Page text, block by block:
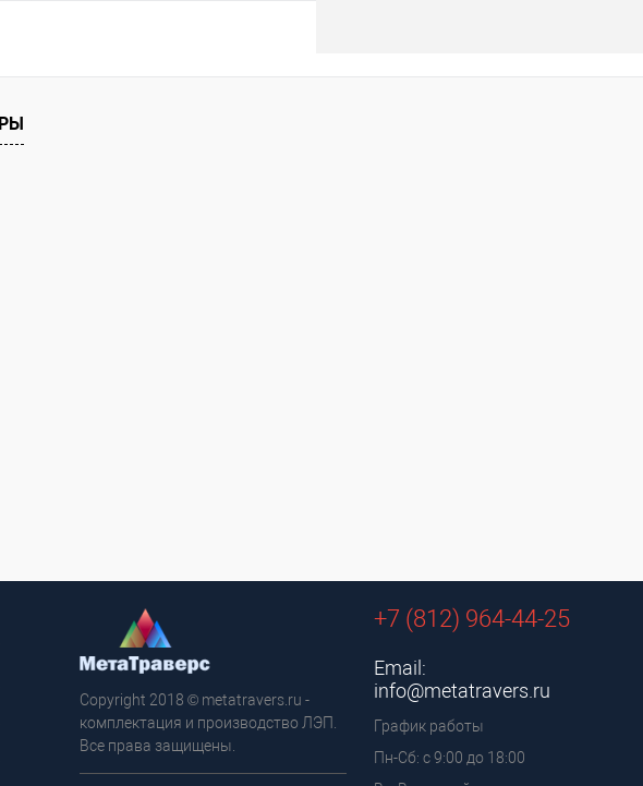
Copyright 2018 © metatravers.ru -
комплектация и производство ЛЭП.
Все права защищены.
+7 (812) 964-44-25
Email:
info@metatravers.ru
График работы
Пн-Сб: с 9:00 до 18:00